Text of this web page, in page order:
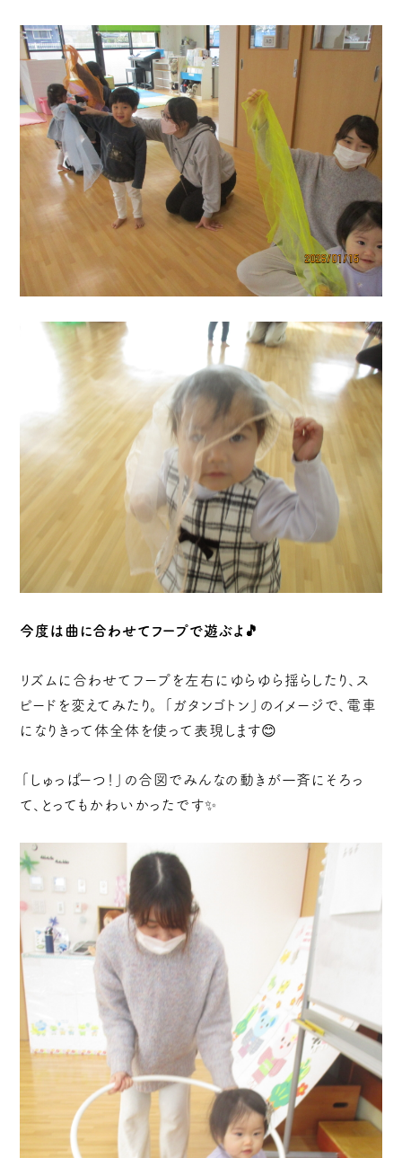
今度は曲に合わせてフープで遊ぶよ🎵
リズムに合わせてフープを左右にゆらゆら揺らしたり、ス
ピードを変えてみたり。 「ガタンゴトン」のイメージで、電車
になりきって体全体を使って表現します😊
「しゅっぱーつ！」の合図でみんなの動きが一斉にそろっ
て、とってもかわいかったです✨